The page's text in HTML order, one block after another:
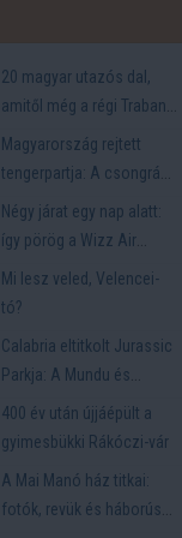
20 magyar utazós dal,
amitől még a régi Trabant
is száguldani kezd
Magyarország rejtett
tengerpartja: A csongrádi
Körös-torok (Tengerparti
hangulat az Alföld
Négy járat egy nap alatt:
így pörög a Wizz Air
személyzete
Mi lesz veled, Velencei-
tó?
Calabria eltitkolt Jurassic
Parkja: A Mundu és
Galasia hármas
vízeséstúra
400 év után újjáépült a
gyimesbükki Rákóczi-vár
A Mai Manó ház titkai:
fotók, revük és háborús